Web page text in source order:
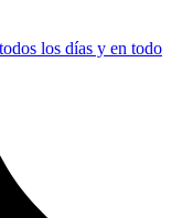
los días y en todo